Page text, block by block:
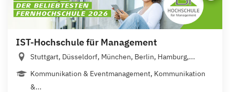
IST-Hochschule für Management
Stuttgart, Düsseldorf, München, Berlin, Hamburg,...
Kommunikation & Eventmanagement, Kommunikation
&...